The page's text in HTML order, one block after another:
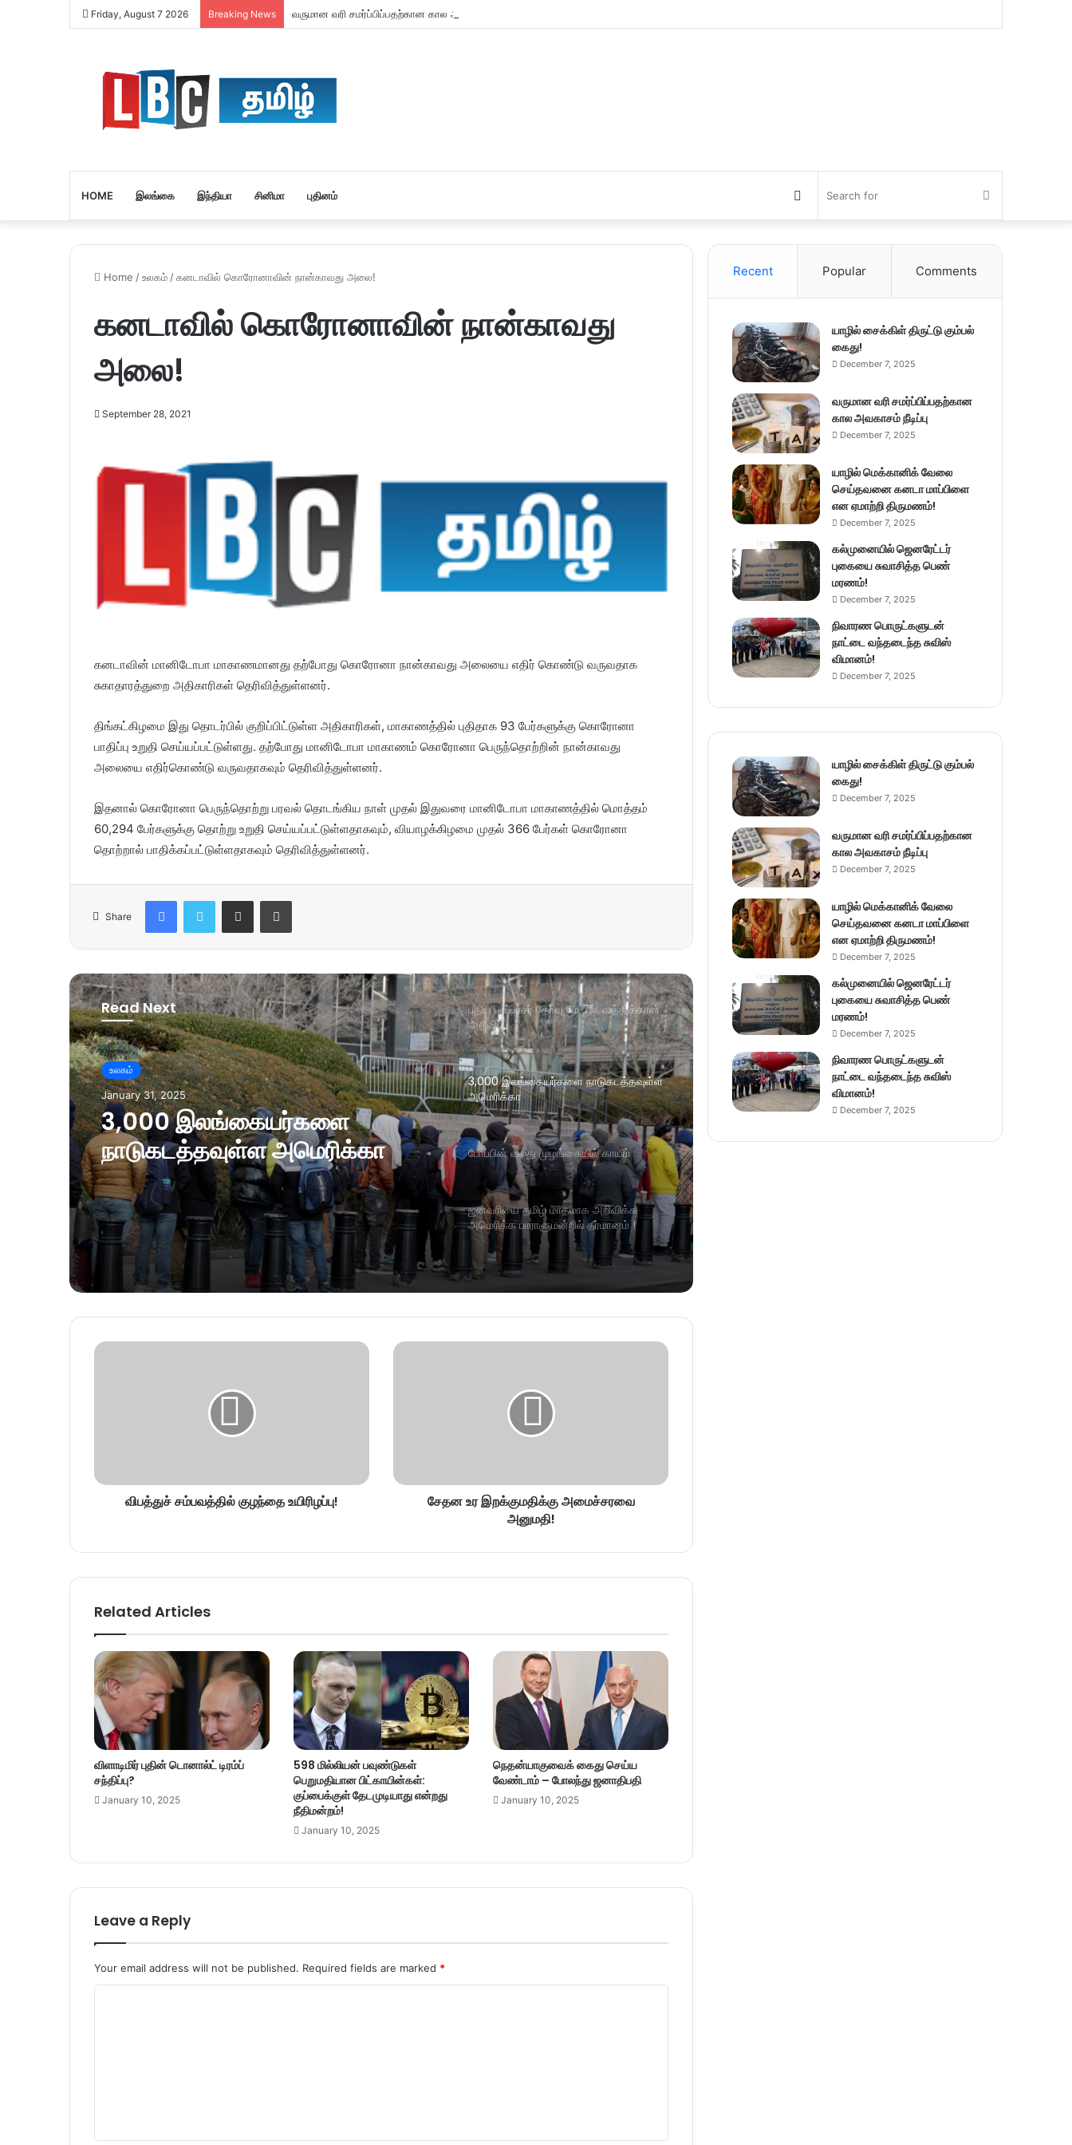
Friday, August 7 2026 Breaking News வருமான வரி சமர்ப்பிப்பதற்கான கால அவகாசம் நீடிப்பு
HOME இலங்கை இந்தியா சினிமா புதினம்
for
Switch
skin
Home /உலகம் /கனடாவில் கொரோனாவின் நான்காவது அலை!
கனடாவில் கொரோனாவின் நான்காவது
அலை!
September 28, 2021
கனடாவின் மானிடோபா மாகாணமானது தற்போது கொரோனா நான்காவது அலையை எதிர் கொண்டு வருவதாக
சுகாதாரத்துறை அதிகாரிகள் தெரிவித்துள்ளனர்.
திங்கட்கிழமை இது தொடர்பில் குறிப்பிட்டுள்ள அதிகாரிகள், மாகாணத்தில் புதிதாக 93 பேர்களுக்கு கொரோனா
பாதிப்பு உறுதி செய்யப்பட்டுள்ளது. தற்போது மானிடோபா மாகாணம் கொரோனா பெருந்தொற்றின் நான்காவது
அலையை எதிர்கொண்டு வருவதாகவும் தெரிவித்துள்ளனர்.
இதனால் கொரோனா பெருந்தொற்று பரவல் தொடங்கிய நாள் முதல் இதுவரை மானிடோபா மாகாணத்தில் மொத்தம்
60,294 பேர்களுக்கு தொற்று உறுதி செய்யப்பட்டுள்ளதாகவும், வியாழக்கிழமை முதல் 366 பேர்கள் கொரோனா
தொற்றால் பாதிக்கப்பட்டுள்ளதாகவும் தெரிவித்துள்ளனர்.
Share
Read Next
உலகம்
January 31, 2025
3,000 இலங்கையர்களை
நாடுகடத்தவுள்ள அமெரிக்கா
புதிய பாப்பரசர் தேர்வு மே 7ல்: வத்திக்கான்
அறிவிப்பு
3,000 இலங்கையர்களை நாடுகடத்தவுள்ள
அமெரிக்கா
போப்பின் வலது முழங்கையில் காயம்
ஜனவரியை தமிழ் மாதமாக அறிவிக்க
அமெரிக்க பாராளுமன்றில் தீர்மானம் !
விபத்துச் சம்பவத்தில் குழந்தை உயிரிழப்பு!
சேதன உர இறக்குமதிக்கு அமைச்சரவை
அனுமதி!
Related Articles
விளாடிமிர் புதின் டொனால்ட் டிரம்ப்
சந்திப்பு?
January 10, 2025
598 மில்லியன் பவுண்டுகள்
பெறுமதியான பிட்காயின்கள்:
குப்பைக்குள் தேடமுடியாது என்றது
நீதிமன்றம்!
January 10, 2025
நெதன்யாகுவைக் கைது செய்ய
வேண்டாம் – போலந்து ஜனாதிபதி
January 10, 2025
Leave a Reply
Your email address will not be published. Required fields are marked *
t
Recent Popular Comments
யாழில் சைக்கிள் திருட்டு கும்பல்
கைது!
December 7, 2025
வருமான வரி சமர்ப்பிப்பதற்கான
கால அவகாசம் நீடிப்பு
December 7, 2025
யாழில் மெக்கானிக் வேலை
செய்தவனை கனடா மாப்பிளை
என ஏமாற்றி திருமணம்!
December 7, 2025
கல்முனையில் ஜெனரேட்டர்
புகையை சுவாசித்த பெண்
மரணம்!
December 7, 2025
நிவாரண பொருட்களுடன்
நாட்டை வந்தடைந்த சுவிஸ்
விமானம்!
December 7, 2025
யாழில் சைக்கிள் திருட்டு கும்பல்
கைது!
December 7, 2025
வருமான வரி சமர்ப்பிப்பதற்கான
கால அவகாசம் நீடிப்பு
December 7, 2025
யாழில் மெக்கானிக் வேலை
செய்தவனை கனடா மாப்பிளை
என ஏமாற்றி திருமணம்!
December 7, 2025
கல்முனையில் ஜெனரேட்டர்
புகையை சுவாசித்த பெண்
மரணம்!
December 7, 2025
நிவாரண பொருட்களுடன்
நாட்டை வந்தடைந்த சுவிஸ்
விமானம்!
December 7, 2025